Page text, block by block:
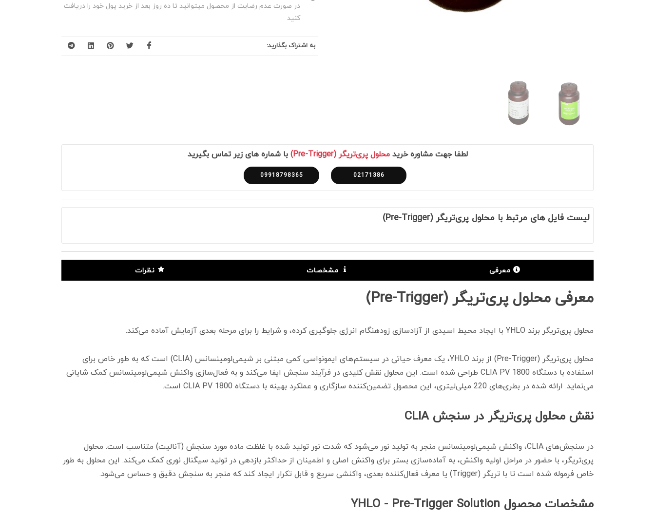
در صورت عدم رضایت از محصول میتوانید تا ده روز بعد از خرید پول خود را دریافت
کنید
به اشتراک بگذارید:
لطفا جهت مشاوره خریدمحلول پری‌تریگر (Pre-Trigger) با شماره های زیر تماس بگیرید
02171386
09918798365
لیست فایل های مرتبط با محلول پری‌تریگر (Pre-Trigger)
معرفی مشخصات نظرات
معرفی محلول پری‌تریگر (Pre-Trigger)
محلول پری‌تریگر برند YHLO با ایجاد محیط اسیدی از آزادسازی زودهنگام انرژی جلوگیری کرده، و شرایط را برای مرحله بعدی آزمایش آماده می‌‎کند.
محلول پری‌تریگر (Pre-Trigger) از برند YHLO، یک معرف حیاتی در سیستم‌های ایمونواسی کمی مبتنی بر شیمی‌لومینسانس (CLIA) است که به طور خاص برای
استفاده با دستگاه CLIA PV 1800 طراحی شده است. این محلول نقش کلیدی در فرآیند سنجش ایفا می‌کند و به فعال‌سازی واکنش شیمی‌لومینسانس کمک شایانی
می‌نماید. ارائه شده در بطری‌های 220 میلی‌لیتری، این محصول تضمین‌کننده سازگاری و عملکرد بهینه با دستگاه CLIA PV 1800 است.
نقش محلول پری‌تریگر در سنجش CLIA
در سنجش‌های CLIA، واکنش شیمی‌لومینسانس منجر به تولید نور می‌شود که شدت نور تولید شده با غلظت ماده مورد سنجش (آنالیت) متناسب است. محلول
پری‌تریگر، با حضور در مراحل اولیه واکنش، به آماده‌سازی بستر برای واکنش اصلی و اطمینان از حداکثر بازدهی در تولید سیگنال نوری کمک می‌کند. این محلول به طور
خاص فرموله شده است تا با تریگر (Trigger) یا معرف فعال‌کننده بعدی، واکنشی سریع و قابل تکرار ایجاد کند که منجر به سنجش دقیق و حساس می‌شود.
مشخصات محصول YHLO - Pre-Trigger Solution